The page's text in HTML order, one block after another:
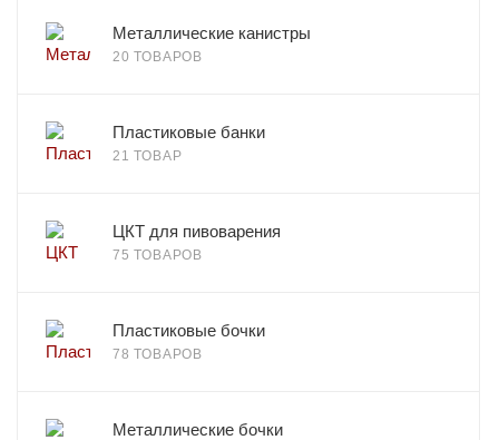
Металлические канистры
20 ТОВАРОВ
Пластиковые банки
21 ТОВАР
ЦКТ для пивоварения
75 ТОВАРОВ
Пластиковые бочки
78 ТОВАРОВ
Металлические бочки